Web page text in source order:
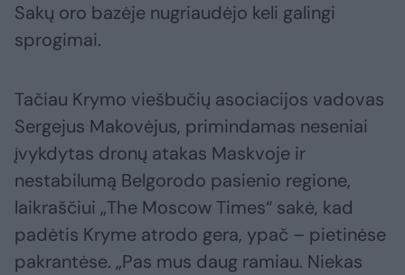
Sakų oro bazėje nugriaudėjo keli galingi
sprogimai.
Tačiau Krymo viešbučių asociacijos vadovas
Sergejus Makovėjus, primindamas neseniai
įvykdytas dronų atakas Maskvoje ir
nestabilumą Belgorodo pasienio regione,
laikraščiui „The Moscow Times“ sakė, kad
padėtis Kryme atrodo gera, ypač – pietinėse
pakrantėse. „Pas mus daug ramiau. Niekas